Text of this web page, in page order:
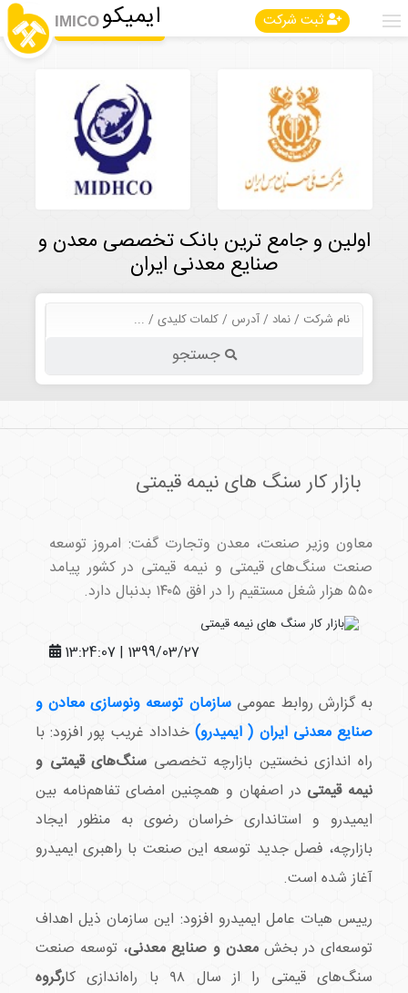
ثبت شرکت ایمیکو IMICO
اولین و جامع ترین بانک تخصصی معدن و
صنایع معدنی ایران
جستجو
بازار کار سنگ های نیمه قیمتی
معاون وزیر صنعت، معدن وتجارت گفت: امروز توسعه
صنعت سنگ‌های قیمتی و نیمه قیمتی در کشور پیامد
۵۵۰ هزار شغل مستقیم را در افق ۱۴۰۵ بدنبال دارد.
1399/03/27 | 13:24:07
به گزارش روابط عمومی سازمان توسعه ونوسازی معادن و
صنایع معدنی ایران ( ایمیدرو)خداداد غریب پور افزود: با
راه اندازی نخستین بازارچه تخصصی سنگ‌های قیمتی و
نیمه قیمتی در اصفهان و همچنین امضای تفاهم‌نامه بین
ایمیدرو و استانداری خراسان رضوی به منظور ایجاد
بازارچه، فصل جدید توسعه این صنعت با راهبری ایمیدرو
آغاز شده است.
رییس هیات عامل ایمیدرو افزود: این سازمان ذیل اهداف
توسعه‌ای در بخشمعدن و صنایع معدنی، توسعه صنعت
سنگ‌های قیمتی را از سال ۹۸ با راه‌اندازی کا
رگروه